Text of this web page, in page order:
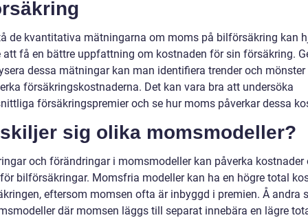
de kvantitativa mätningarna om moms på bilförsäkring kan
att få en bättre uppfattning om kostnaden för sin försäkring.
dessa mätningar kan man identifiera trender och
försäkringskostnaderna. Det kan vara bra att undersöka
försäkringspremier och se hur moms påverkar dessa
sig olika momsmodeller?
och förändringar i momsmodeller kan påverka kostnader
bilförsäkringar. Momsfria modeller kan ha en högre total
eftersom momsen ofta är inbyggd i premien. Å andra
där momsen läggs till separat innebära en lägre